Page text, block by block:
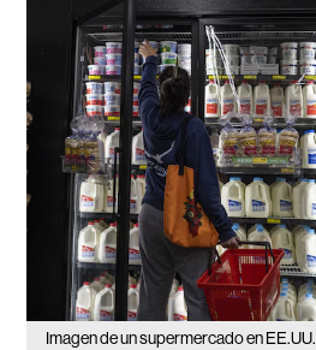
Imagen de un supermercado en EE.UU.